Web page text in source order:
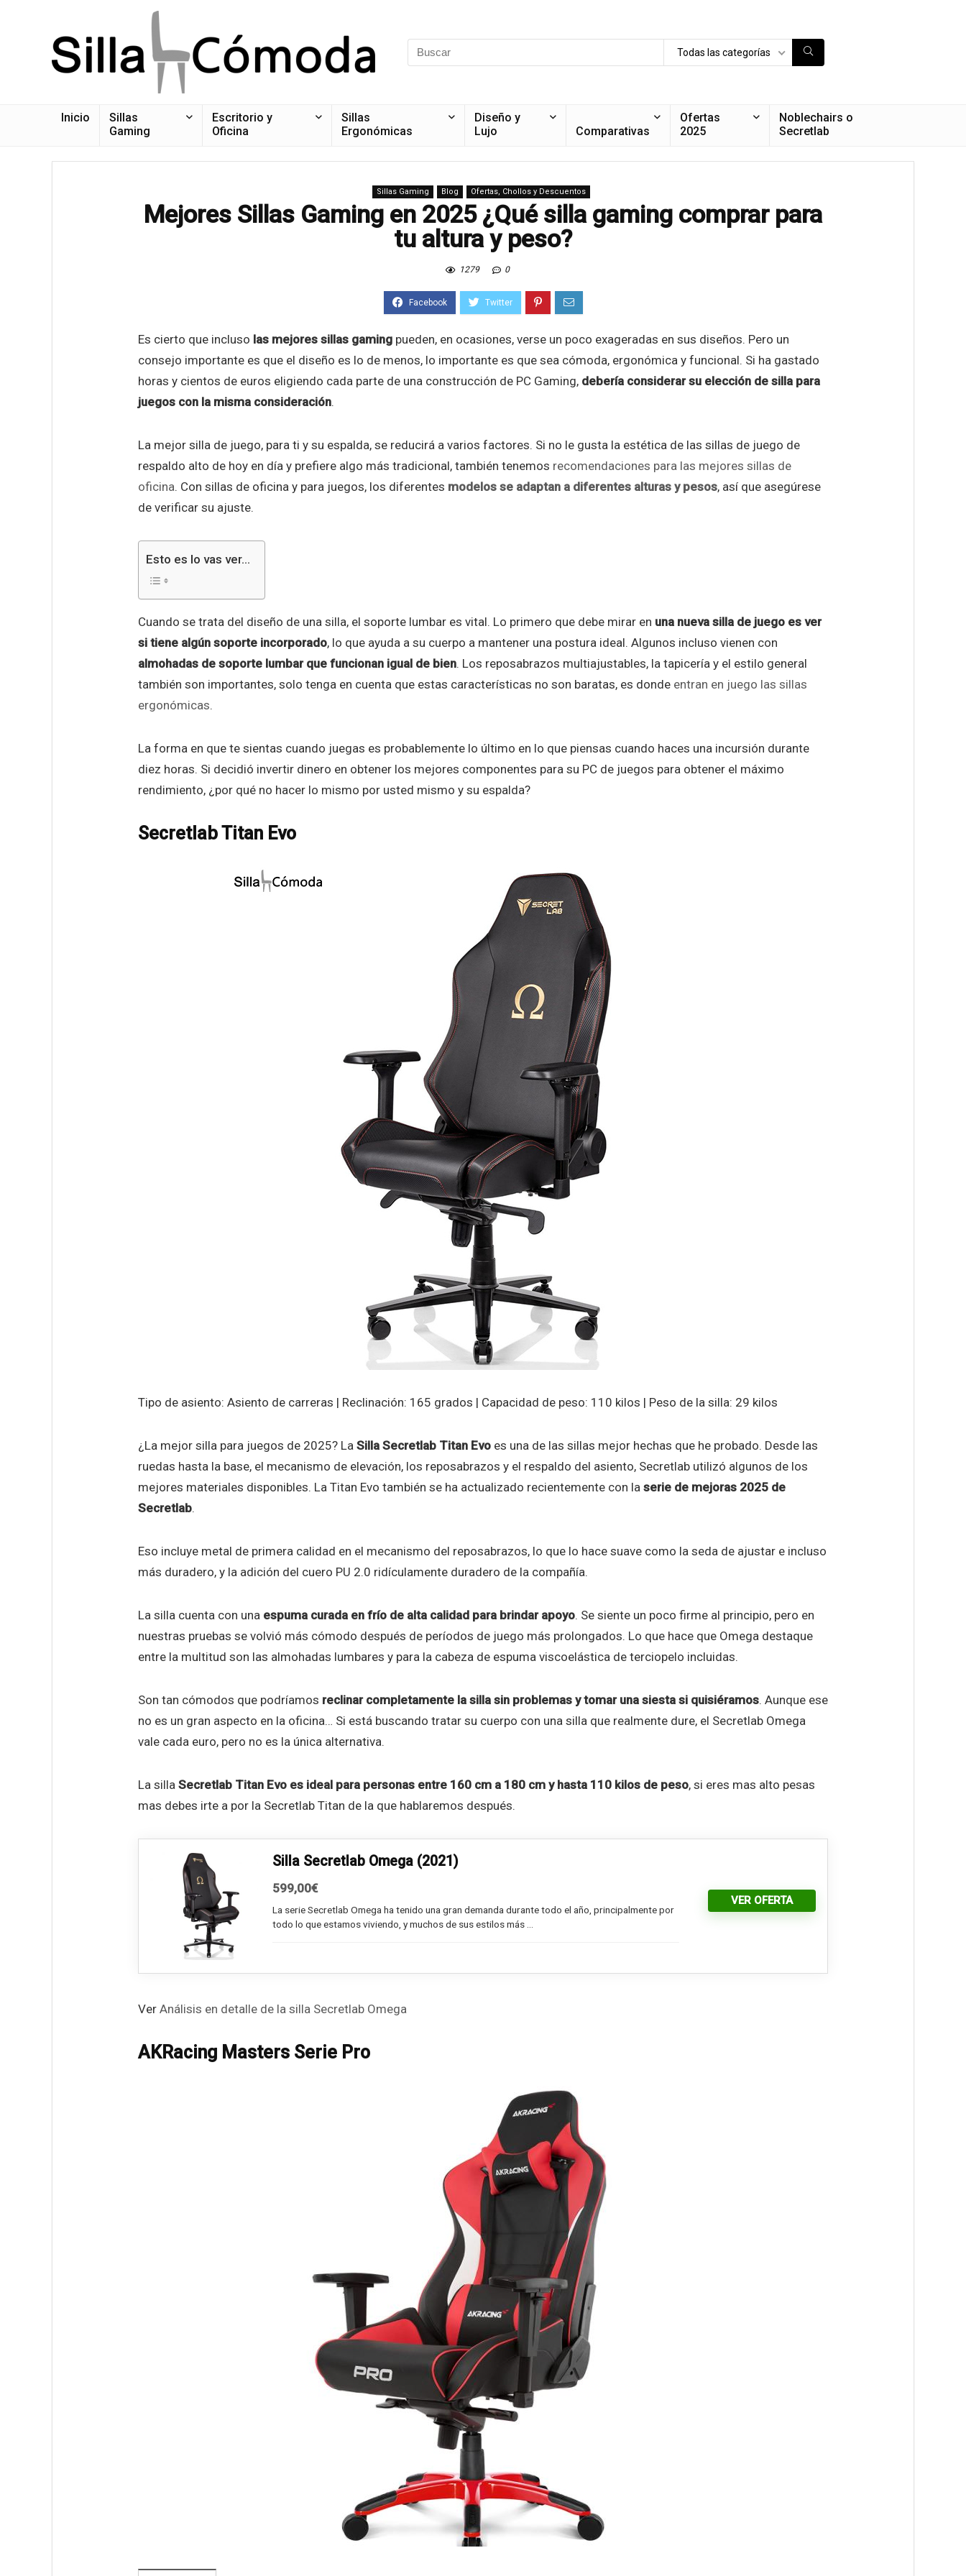
Todas las categorías
Inicio
Sillas
Gaming
Escritorio y
Oficina
Sillas
Ergonómicas
Diseño y
Lujo
Comparativas
Ofertas
2025
Noblechairs o
Secretlab
Sillas Gaming Blog Ofertas, Chollos y Descuentos
Mejores Sillas Gaming en 2025 ¿Qué silla gaming comprar para
tu altura y peso?
1279 0
Es cierto que incluso las mejores sillas gaming pueden, en ocasiones, verse un poco exageradas en sus diseños. Pero un
consejo importante es que el diseño es lo de menos, lo importante es que sea cómoda, ergonómica y funcional. Si ha gastado
horas y cientos de euros eligiendo cada parte de una construcción de PC Gaming, debería considerar su elección de silla para
juegos con la misma consideración.
La mejor silla de juego, para ti y su espalda, se reducirá a varios factores. Si no le gusta la estética de las sillas de juego de
respaldo alto de hoy en día y prefiere algo más tradicional, también tenemos recomendaciones para las mejores sillas de
oficina. Con sillas de oficina y para juegos, los diferentes modelos se adaptan a diferentes alturas y pesos, así que asegúrese
de verificar su ajuste.
Esto es lo vas ver...
Cuando se trata del diseño de una silla, el soporte lumbar es vital. Lo primero que debe mirar en una nueva silla de juego es ver
si tiene algún soporte incorporado, lo que ayuda a su cuerpo a mantener una postura ideal. Algunos incluso vienen con
almohadas de soporte lumbar que funcionan igual de bien. Los reposabrazos multiajustables, la tapicería y el estilo general
también son importantes, solo tenga en cuenta que estas características no son baratas, es donde entran en juego las sillas
ergonómicas.
La forma en que te sientas cuando juegas es probablemente lo último en lo que piensas cuando haces una incursión durante
diez horas. Si decidió invertir dinero en obtener los mejores componentes para su PC de juegos para obtener el máximo
rendimiento, ¿por qué no hacer lo mismo por usted mismo y su espalda?
Secretlab Titan Evo
Tipo de asiento: Asiento de carreras | Reclinación: 165 grados | Capacidad de peso: 110 kilos | Peso de la silla: 29 kilos
¿La mejor silla para juegos de 2025? La Silla Secretlab Titan Evo es una de las sillas mejor hechas que he probado. Desde las
ruedas hasta la base, el mecanismo de elevación, los reposabrazos y el respaldo del asiento, Secretlab utilizó algunos de los
mejores materiales disponibles. La Titan Evo también se ha actualizado recientemente con la serie de mejoras 2025 de
Secretlab.
Eso incluye metal de primera calidad en el mecanismo del reposabrazos, lo que lo hace suave como la seda de ajustar e incluso
más duradero, y la adición del cuero PU 2.0 ridículamente duradero de la compañía.
La silla cuenta con una espuma curada en frío de alta calidad para brindar apoyo. Se siente un poco firme al principio, pero en
nuestras pruebas se volvió más cómodo después de períodos de juego más prolongados. Lo que hace que Omega destaque
entre la multitud son las almohadas lumbares y para la cabeza de espuma viscoelástica de terciopelo incluidas.
Son tan cómodos que podríamos reclinar completamente la silla sin problemas y tomar una siesta si quisiéramos. Aunque ese
no es un gran aspecto en la oficina… Si está buscando tratar su cuerpo con una silla que realmente dure, el Secretlab Omega
vale cada euro, pero no es la única alternativa.
La silla Secretlab Titan Evo es ideal para personas entre 160 cm a 180 cm y hasta 110 kilos de peso, si eres mas alto pesas
mas debes irte a por la Secretlab Titan de la que hablaremos después.
Silla Secretlab Omega (2021)
599,00€
La serie Secretlab Omega ha tenido una gran demanda durante todo el año, principalmente por
todo lo que estamos viviendo, y muchos de sus estilos más ...
VER OFERTA
Ver Análisis en detalle de la silla Secretlab Omega
AKRacing Masters Serie Pro